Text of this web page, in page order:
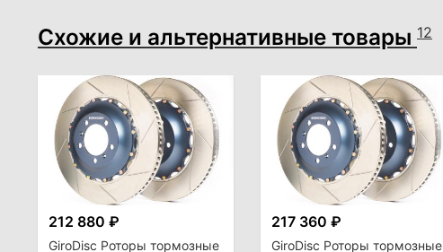
Схожие и альтернативные товары 12
212 880 ₽
GiroDisc Роторы тормозные
217 360 ₽
GiroDisc Роторы тормозные